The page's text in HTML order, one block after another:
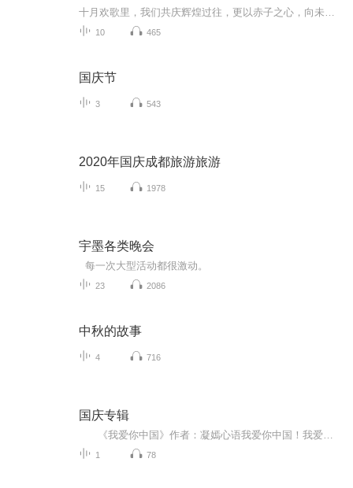
10 465
国庆节
3 543
2020年国庆成都旅游旅游
15 1978
宇墨各类晚会
每一次大型活动都很激动。
23 2086
中秋的故事
4 716
国庆专辑
1 78